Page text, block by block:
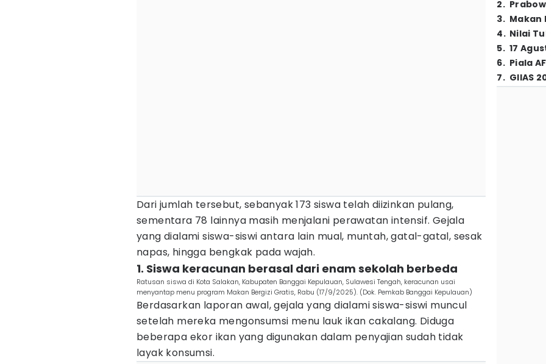
Dari jumlah tersebut, sebanyak 173 siswa telah diizinkan pulang,
sementara 78 lainnya masih menjalani perawatan intensif. Gejala
yang dialami siswa-siswi antara lain mual, muntah, gatal-gatal, sesak
napas, hingga bengkak pada wajah.
1. Siswa keracunan berasal dari enam sekolah berbeda
Ratusan siswa di Kota Salakan, Kabupaten Banggai Kepulauan, Sulawesi Tengah, keracunan usai
menyantap menu program Makan Bergizi Gratis, Rabu (17/9/2025). (Dok. Pemkab Banggai Kepulauan)
Berdasarkan laporan awal, gejala yang dialami siswa-siswi muncul
setelah mereka mengonsumsi menu lauk ikan cakalang. Diduga
beberapa ekor ikan yang digunakan dalam penyajian sudah tidak
layak konsumsi.
2.
3. Makan
4. Nilai
5. 17
6. Piala
7. GIIAS